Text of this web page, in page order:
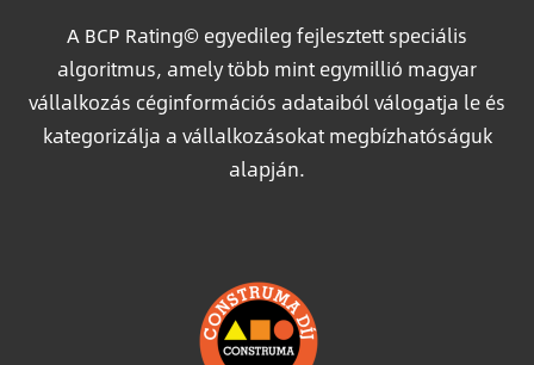
A BCP Rating© egyedileg fejlesztett speciális
algoritmus, amely több mint egymillió magyar
vállalkozás céginformációs adataiból válogatja le és
kategorizálja a vállalkozásokat megbízhatóságuk
alapján.